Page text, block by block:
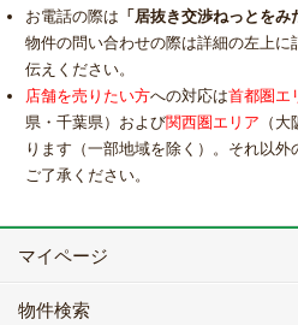
お電話の際は 「居抜き交渉ねっとをみ
物件の問い合わせの際は詳細の左上に
伝えください。
店舗を売りたい方への対応は首都圏エ
県・千葉県）および関西圏エリア （
ります（一部地域を除く）。それ以
ご了承ください。
マイページ
物件検索